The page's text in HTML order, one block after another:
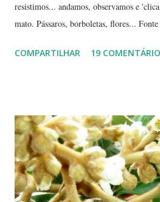
resistimos... andamos, observamos e
mato. Pássaros, borboletas, flores...
e cores... Picão*... Mais flores... Muitas
de passeios no mato, em pleno cerrado,
à nossa volta, tão importantes mas às
aproveitar as férias para curtir a
A moça que aparece na...
COMPARTILHAR 19